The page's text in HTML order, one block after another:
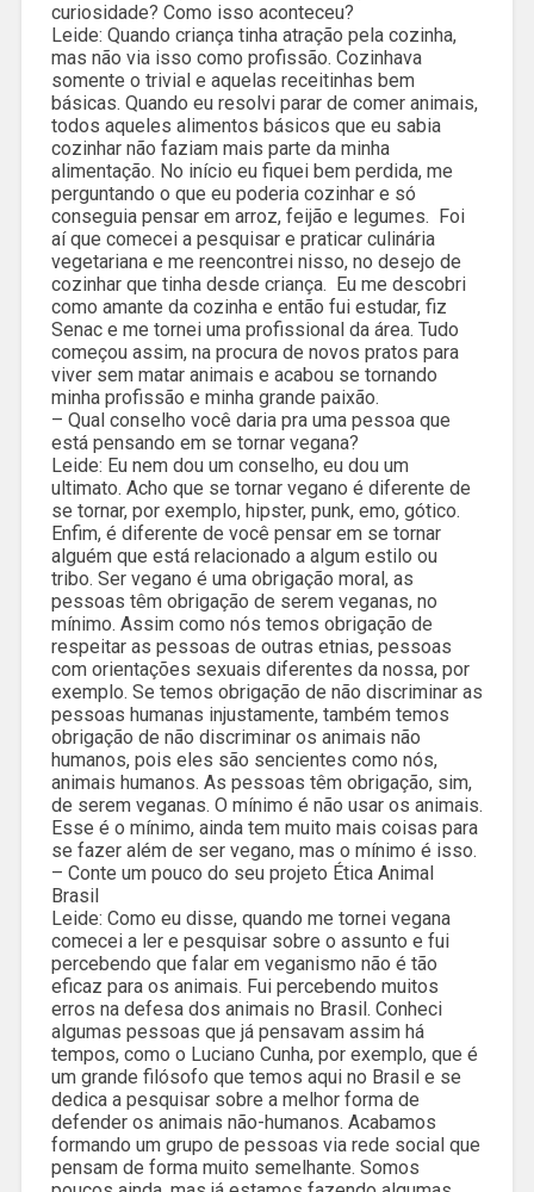
curiosidade? Como isso aconteceu?
Leide: Quando criança tinha atração pela cozinha,
mas não via isso como profissão. Cozinhava
somente o trivial e aquelas receitinhas bem
básicas. Quando eu resolvi parar de comer animais,
todos aqueles alimentos básicos que eu sabia
cozinhar não faziam mais parte da minha
alimentação. No início eu fiquei bem perdida, me
perguntando o que eu poderia cozinhar e só
conseguia pensar em arroz, feijão e legumes. Foi
aí que comecei a pesquisar e praticar culinária
vegetariana e me reencontrei nisso, no desejo de
cozinhar que tinha desde criança. Eu me descobri
como amante da cozinha e então fui estudar, fiz
Senac e me tornei uma profissional da área. Tudo
começou assim, na procura de novos pratos para
viver sem matar animais e acabou se tornando
minha profissão e minha grande paixão.
– Qual conselho você daria pra uma pessoa que
está pensando em se tornar vegana?
Leide: Eu nem dou um conselho, eu dou um
ultimato. Acho que se tornar vegano é diferente de
se tornar, por exemplo, hipster, punk, emo, gótico.
Enfim, é diferente de você pensar em se tornar
alguém que está relacionado a algum estilo ou
tribo. Ser vegano é uma obrigação moral, as
pessoas têm obrigação de serem veganas, no
mínimo. Assim como nós temos obrigação de
respeitar as pessoas de outras etnias, pessoas
com orientações sexuais diferentes da nossa, por
exemplo. Se temos obrigação de não discriminar as
pessoas humanas injustamente, também temos
obrigação de não discriminar os animais não
humanos, pois eles são sencientes como nós,
animais humanos. As pessoas têm obrigação, sim,
de serem veganas. O mínimo é não usar os animais.
Esse é o mínimo, ainda tem muito mais coisas para
se fazer além de ser vegano, mas o mínimo é isso.
– Conte um pouco do seu projeto Ética Animal
Brasil
Leide: Como eu disse, quando me tornei vegana
comecei a ler e pesquisar sobre o assunto e fui
percebendo que falar em veganismo não é tão
eficaz para os animais. Fui percebendo muitos
erros na defesa dos animais no Brasil. Conheci
algumas pessoas que já pensavam assim há
tempos, como o Luciano Cunha, por exemplo, que é
um grande filósofo que temos aqui no Brasil e se
dedica a pesquisar sobre a melhor forma de
defender os animais não-humanos. Acabamos
formando um grupo de pessoas via rede social que
pensam de forma muito semelhante. Somos